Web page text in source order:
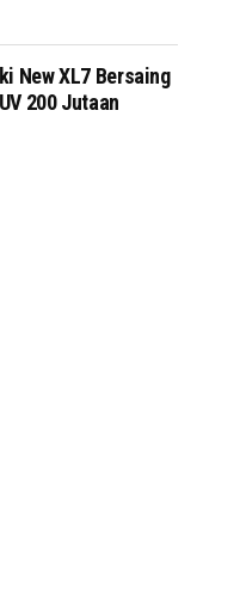
New XL7 Bersaing
200 Jutaan